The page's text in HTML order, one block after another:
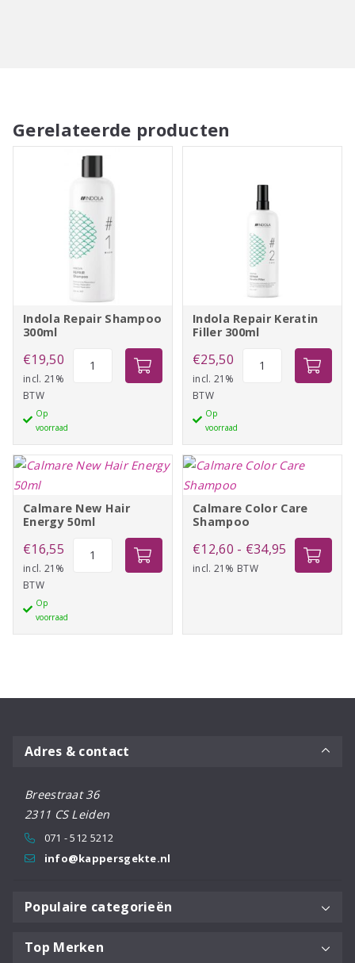
Gerelateerde producten
Indola Repair Shampoo
300ml
€19,50
incl. 21%
BTW
Op
voorraad
Indola Repair Keratin
Filler 300ml
€25,50
incl. 21%
BTW
Op
voorraad
aantal
Calmare New Hair
Energy 50ml
€16,55
incl. 21%
BTW
Op
voorraad
Calmare Color Care
Shampoo
€12,60 - €34,95 Prijsklasse:
€12,60
incl. 21% BTW
Adres & contact
Breestraat 36
2311 CS Leiden
071 - 512 5212
info@kappersgekte.nl
Populaire categorieën
Top Merken